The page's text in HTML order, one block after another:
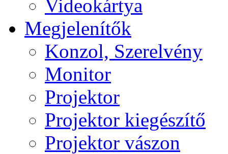
Videokártya
Megjelenítők
Konzol, Szerelvény
Monitor
Projektor
Projektor kiegészítő
Projektor vászon